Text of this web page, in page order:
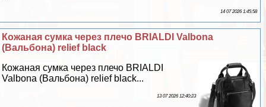
14 07 2026 1:45:58
Кожаная сумка через плечо BRIALDI Valbona
(Вальбона) relief black
Кожаная сумка через плечо BRIALDI
Valbona (Вальбона) relief black...
13 07 2026 12:40:23